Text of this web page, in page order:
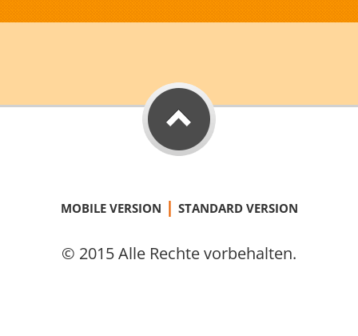
MOBILE VERSION | STANDARD VERSION
© 2015 Alle Rechte vorbehalten.